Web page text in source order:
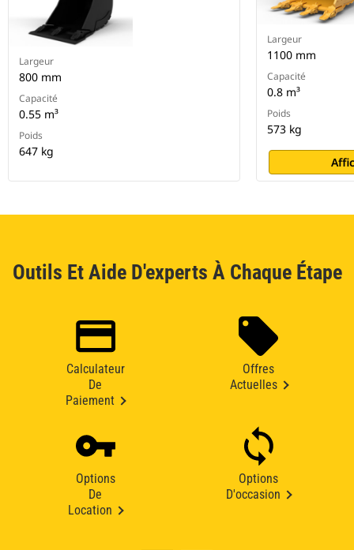
Largeur
800 mm
Capacité
0.55 m³
Poids
647 kg
Largeur
1100 mm
Capacité
0.8 m³
Poids
573 kg
Outils Et Aide D'experts À Chaque Étape
Calculateur
De
Paiement
Offres
Actuelles
Options
De
Location
Options
D'occasion